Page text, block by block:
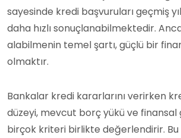
sayesinde kredi başvuruları geçmiş
daha hızlı sonuçlanabilmektedir.
alabilmenin temel şartı, güçlü bir
olmaktır.
Bankalar kredi kararlarını verirken
düzeyi, mevcut borç yükü ve finansal
birçok kriteri birlikte değerlendirir.